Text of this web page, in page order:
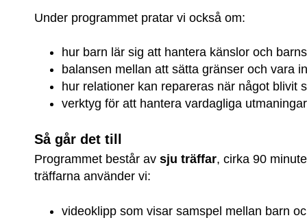
Under programmet pratar vi också om:
hur barn lär sig att hantera känslor och
balansen mellan att sätta gränser och vara
hur relationer kan repareras när något blivit
verktyg för att hantera vardagliga
Så går det till
Programmet består av sju träffar, cirka 90
träffarna använder vi:
videoklipp som visar samspel mellan barn